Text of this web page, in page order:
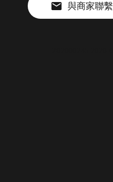
與商家聯繫